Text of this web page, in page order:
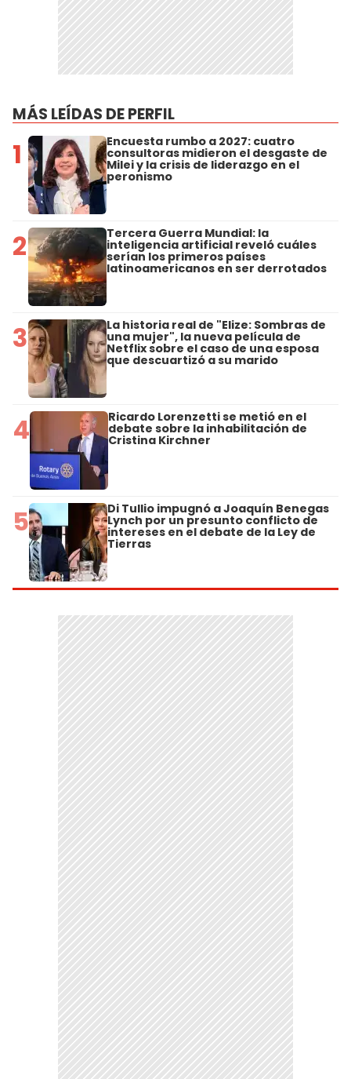
MÁS LEÍDAS DE PERFIL
1 Encuesta rumbo a 2027: cuatro
consultoras midieron el desgaste de
Milei y la crisis de liderazgo en el
peronismo
2 Tercera Guerra Mundial: la
inteligencia artificial reveló cuáles
serían los primeros países
latinoamericanos en ser derrotados
3 La historia real de "Elize: Sombras de
una mujer", la nueva película de
Netflix sobre el caso de una esposa
que descuartizó a su marido
4 Ricardo Lorenzetti se metió en el
debate sobre la inhabilitación de
Cristina Kirchner
5 Di Tullio impugnó a Joaquín Benegas
Lynch por un presunto conflicto de
intereses en el debate de la Ley de
Tierras